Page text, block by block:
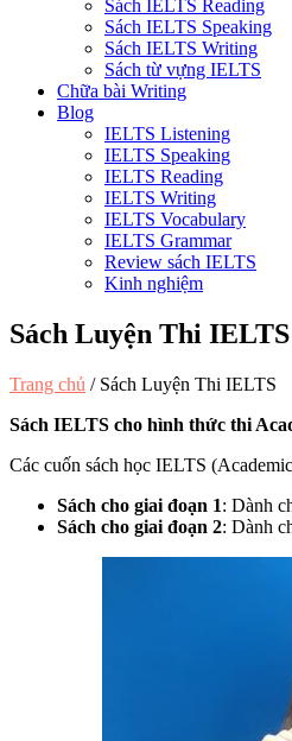
Sách IELTS Reading
Sách IELTS Speaking
Sách IELTS Writing
Sách từ vựng IELTS
Chữa bài Writing
Blog
IELTS Listening
IELTS Speaking
IELTS Reading
IELTS Writing
IELTS Vocabulary
IELTS Grammar
Review sách IELTS
Kinh nghiệm
Sách Luyện Thi IELTS
Trang chủ / Sách Luyện Thi IELTS
Sách IELTS cho hình thức thi
Các cuốn sách học IELTS
Sách cho giai đoạn 1: Dành
Sách cho giai đoạn 2: Dành